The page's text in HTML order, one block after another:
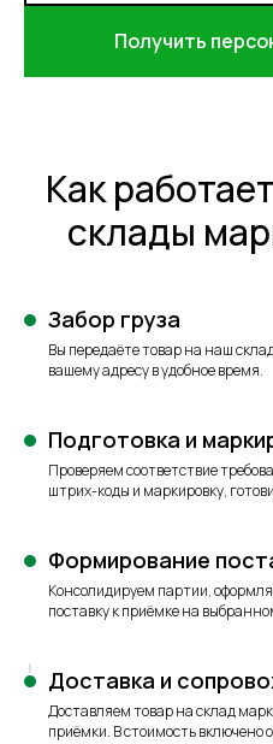
Получить
Как
склады
Забор груза
Вы передаёте товар на наш
вашему адресу в удобное время.
Подготовка и
Проверяем соответствие
штрих-коды и маркировку,
Формирование
Консолидируем партии,
поставку к приёмке на
Доставка и
Доставляем товар на склад
приёмки. В стоимость включено